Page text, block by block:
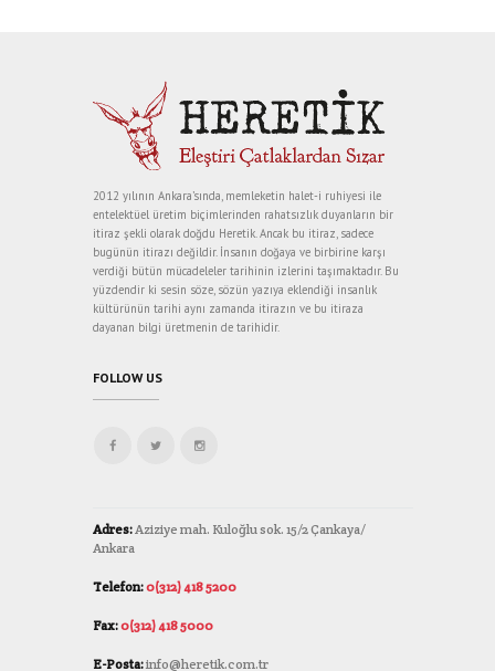
2012 yılının Ankara’sında, memleketin halet-i ruhiyesi ile
entelektüel üretim biçimlerinden rahatsızlık duyanların bir
itiraz şekli olarak doğdu Heretik. Ancak bu itiraz, sadece
bugünün itirazı değildir. İnsanın doğaya ve birbirine karşı
verdiği bütün mücadeleler tarihinin izlerini taşımaktadır. Bu
yüzdendir ki sesin söze, sözün yazıya eklendiği insanlık
kültürünün tarihi aynı zamanda itirazın ve bu itiraza
dayanan bilgi üretmenin de tarihidir.
FOLLOW US
Adres: Aziziye mah. Kuloğlu sok. 15/2 Çankaya/
Ankara
Telefon:0(312) 418 5200
Fax:0(312) 418 5000
E-Posta:info@heretik.com.tr